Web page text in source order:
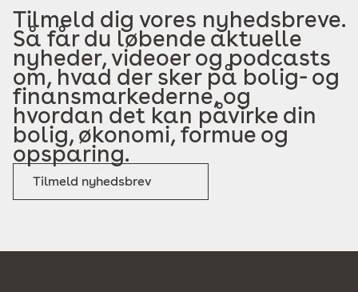
Tilmeld dig vores nyhedsbreve.
Så får du løbende aktuelle
nyheder, videoer og podcasts
om, hvad der sker på bolig- og
finansmarkederne, og
hvordan det kan påvirke din
bolig, økonomi, formue og
opsparing.
Tilmeld nyhedsbrev